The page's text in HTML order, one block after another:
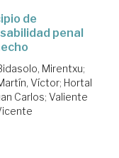
de
penal
Mirentxu;
Víctor; Hortal
Carlos; Valiente